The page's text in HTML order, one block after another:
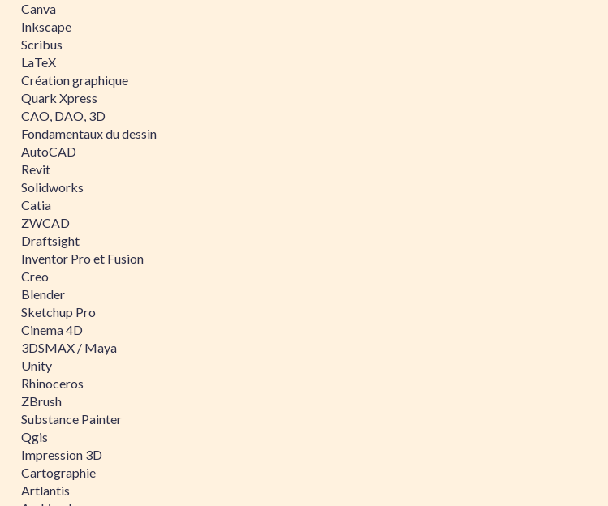
Canva
Inkscape
Scribus
LaTeX
Création graphique
Quark Xpress
CAO, DAO, 3D
Fondamentaux du dessin
AutoCAD
Revit
Solidworks
Catia
ZWCAD
Draftsight
Inventor Pro et Fusion
Creo
Blender
Sketchup Pro
Cinema 4D
3DSMAX / Maya
Unity
Rhinoceros
ZBrush
Substance Painter
Qgis
Impression 3D
Cartographie
Artlantis